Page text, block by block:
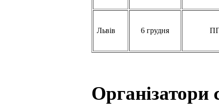
Львів 6 грудня
Організатори